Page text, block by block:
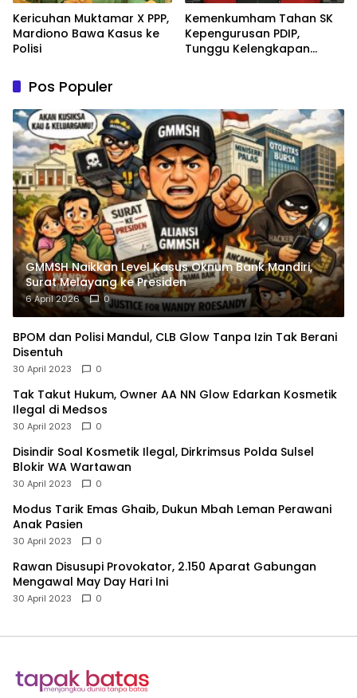
Kericuhan Muktamar X PPP,
Mardiono Bawa Kasus ke
Polisi
Kemenkumham Tahan SK
Kepengurusan PDIP,
Tunggu Kelengkapan
Pos Populer
GMMSH Naikkan Level Kasus Oknum Bank Mandiri,
Surat Melayang ke Presiden
6 April 2026 0
BPOM dan Polisi Mandul, CLB Glow Tanpa Izin Tak Berani
Disentuh
30 April 2023 0
Tak Takut Hukum, Owner AA NN Glow Edarkan Kosmetik
Ilegal di Medsos
30 April 2023 0
Disindir Soal Kosmetik Ilegal, Dirkrimsus Polda Sulsel
Blokir WA Wartawan
30 April 2023 0
Modus Tarik Emas Ghaib, Dukun Mbah Leman Perawani
Anak Pasien
30 April 2023 0
Rawan Disusupi Provokator, 2.150 Aparat Gabungan
Mengawal May Day Hari Ini
30 April 2023 0